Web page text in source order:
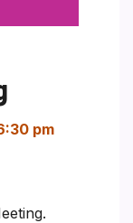
pm